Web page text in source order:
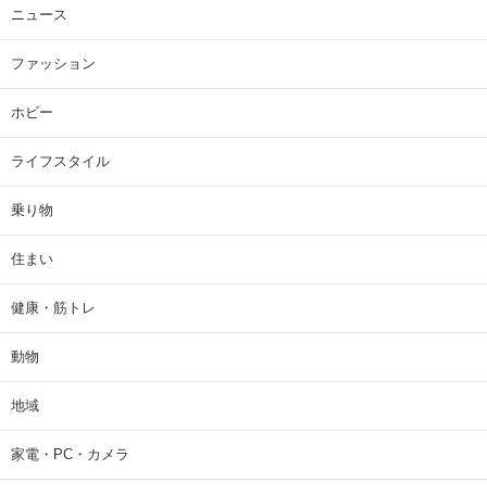
ニュース
ファッション
ホビー
ライフスタイル
乗り物
住まい
健康・筋トレ
動物
地域
家電・PC・カメラ